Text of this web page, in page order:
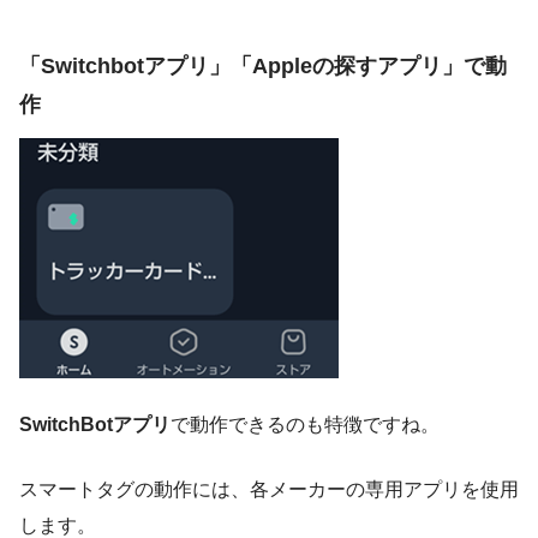
「Switchbotアプリ」「Appleの探すアプリ」で動
作
SwitchBotアプリ で動作できるのも特徴ですね。
スマートタグの動作には、各メーカーの専用アプリを使用
します。